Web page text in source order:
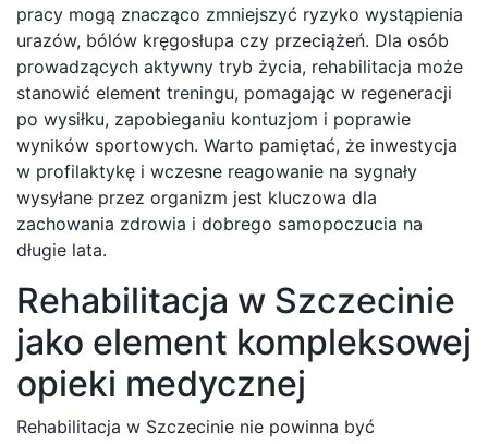
pracy mogą znacząco zmniejszyć ryzyko wystąpienia
urazów, bólów kręgosłupa czy przeciążeń. Dla osób
prowadzących aktywny tryb życia, rehabilitacja może
stanowić element treningu, pomagając w regeneracji
po wysiłku, zapobieganiu kontuzjom i poprawie
wyników sportowych. Warto pamiętać, że inwestycja
w profilaktykę i wczesne reagowanie na sygnały
wysyłane przez organizm jest kluczowa dla
zachowania zdrowia i dobrego samopoczucia na
długie lata.
Rehabilitacja w Szczecinie
jako element kompleksowej
opieki medycznej
Rehabilitacja w Szczecinie nie powinna być